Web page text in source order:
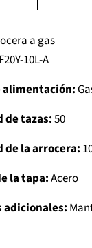
a gas
10L-A
alimentación:
de tazas:50
de la arrocera:
la tapa:Acero
adicionales: